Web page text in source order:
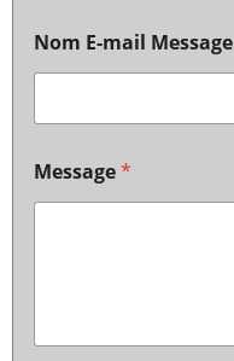
Nom E-mail Message
Message*